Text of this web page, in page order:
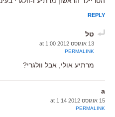
REPLY
טל
13 אוגוסט 2012 at 1:00
PERMALINK
מרתיע אולי, אבל וולגרי?
a
15 אוגוסט 2012 at 1:14
PERMALINK